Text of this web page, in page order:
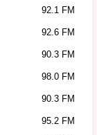
92.1 FM
92.6 FM
90.3 FM
98.0 FM
90.3 FM
95.2 FM